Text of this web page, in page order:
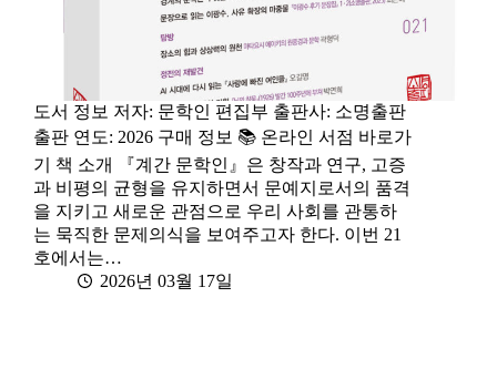
도서 정보 저자: 문학인 편집부 출판사: 소명출판
출판 연도: 2026 구매 정보 📚 온라인 서점 바로가
기 책 소개 『계간 문학인』은 창작과 연구, 고증
과 비평의 균형을 유지하면서 문예지로서의 품격
을 지키고 새로운 관점으로 우리 사회를 관통하
는 묵직한 문제의식을 보여주고자 한다. 이번 21
호에서는…
2026년 03월 17일